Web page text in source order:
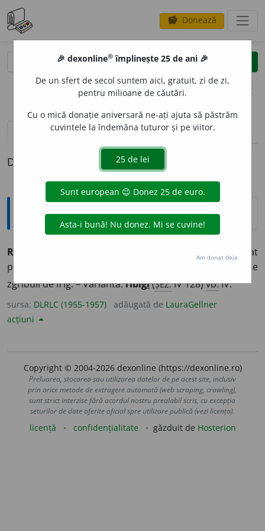
savings Donează
clear
opțiuni
definiții (1)
Definiția cu ID-ul 927425:
Explicative DEX
REBEG
(Uneori determinat
prin «de frig») A amorți, a înlemni, a îngheța; a se
zgribuli de frig. – Variantă:ribigi(ȘEZ.IV 128)vb.IV.
sursa: DLRLC (1955-1957) adăugată de LauraGellner
acțiuni
Copyright © 2004-2026 dexonline (https://dexonline.ro)
Preluarea, stocarea sau utilizarea datelor de pe acest site, inclusiv
prin orice metode de extragere automată (web scraping, crawling),
sunt strict interzise fără acordul nostru prealabil scris, cu excepția
seturilor de date oferite oficial spre utilizare publică (vezi licența).
licență confidențialitate găzduit de Hosterion
🎉 dexonline® împlinește 25 de ani 🎉
De un sfert de secol suntem aici, gratuit, zi de zi,
pentru milioane de căutări.
Cu o mică donație aniversară ne-ați ajuta să păstrăm
cuvintele la îndemâna tuturor și pe viitor.
Am donat deja.